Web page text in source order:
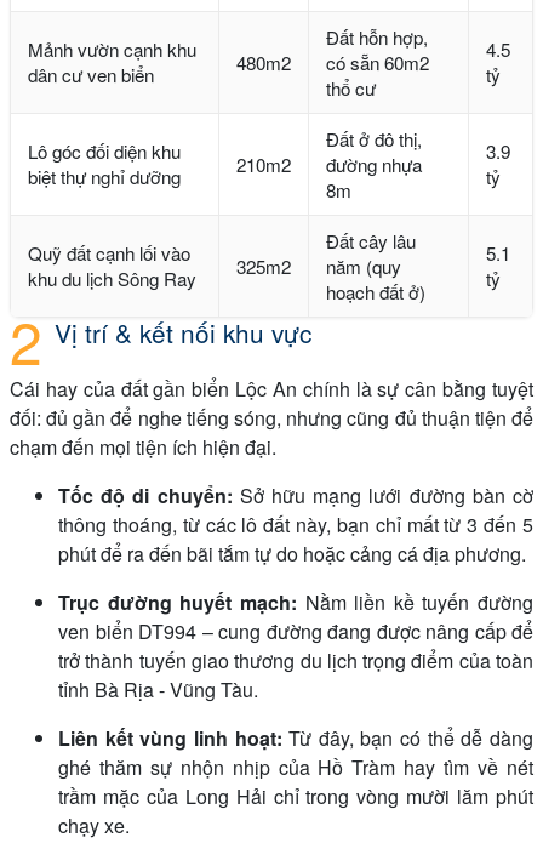
Mảnh vườn cạnh khu
dân cư ven biển
480m2
Đất hỗn hợp,
có sẵn 60m2
thổ cư
4.5
tỷ
Lô góc đối diện khu
biệt thự nghỉ dưỡng
210m2
Đất ở đô thị,
đường nhựa
8m
3.9
tỷ
Quỹ đất cạnh lối vào
khu du lịch Sông Ray
325m2
Đất cây lâu
năm (quy
hoạch đất ở)
5.1
tỷ
Vị trí & kết nối khu vực
Cái hay của đất gần biển Lộc An chính là sự cân bằng tuyệt
đối: đủ gần để nghe tiếng sóng, nhưng cũng đủ thuận tiện để
chạm đến mọi tiện ích hiện đại.
Tốc độ di chuyển: Sở hữu mạng lưới đường bàn cờ
thông thoáng, từ các lô đất này, bạn chỉ mất từ 3 đến 5
phút để ra đến bãi tắm tự do hoặc cảng cá địa phương.
Trục đường huyết mạch: Nằm liền kề tuyến đường
ven biển DT994 – cung đường đang được nâng cấp để
trở thành tuyến giao thương du lịch trọng điểm của toàn
tỉnh Bà Rịa - Vũng Tàu.
Liên kết vùng linh hoạt: Từ đây, bạn có thể dễ dàng
ghé thăm sự nhộn nhịp của Hồ Tràm hay tìm về nét
trầm mặc của Long Hải chỉ trong vòng mười lăm phút
chạy xe.